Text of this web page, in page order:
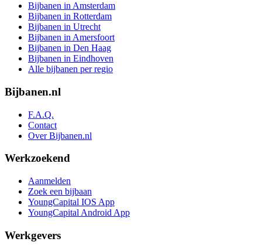
Bijbanen in Amsterdam
Bijbanen in Rotterdam
Bijbanen in Utrecht
Bijbanen in Amersfoort
Bijbanen in Den Haag
Bijbanen in Eindhoven
Alle bijbanen per regio
Bijbanen.nl
F.A.Q.
Contact
Over Bijbanen.nl
Werkzoekend
Aanmelden
Zoek een bijbaan
YoungCapital IOS App
YoungCapital Android App
Werkgevers